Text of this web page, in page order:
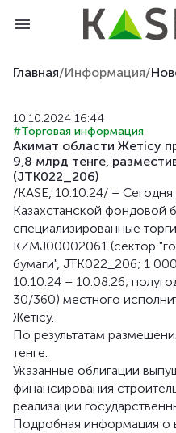
Главная/Информация/
10.10.2024 16:44
#Торговая информация
Акимат области Жетісу
9,8 млрд тенге,
(JTK022_206)
/KASE, 10.10.24/ –
Казахстанской фондовой
специализированные
KZMJ00002061 (сектор
бумаги", JTK022_206; 1
10.10.24 – 10.08.26;
30/360) местного
Жетісу.
По результатам
тенге.
Указанные облигации
финансирования
реализации
Подробная информация о